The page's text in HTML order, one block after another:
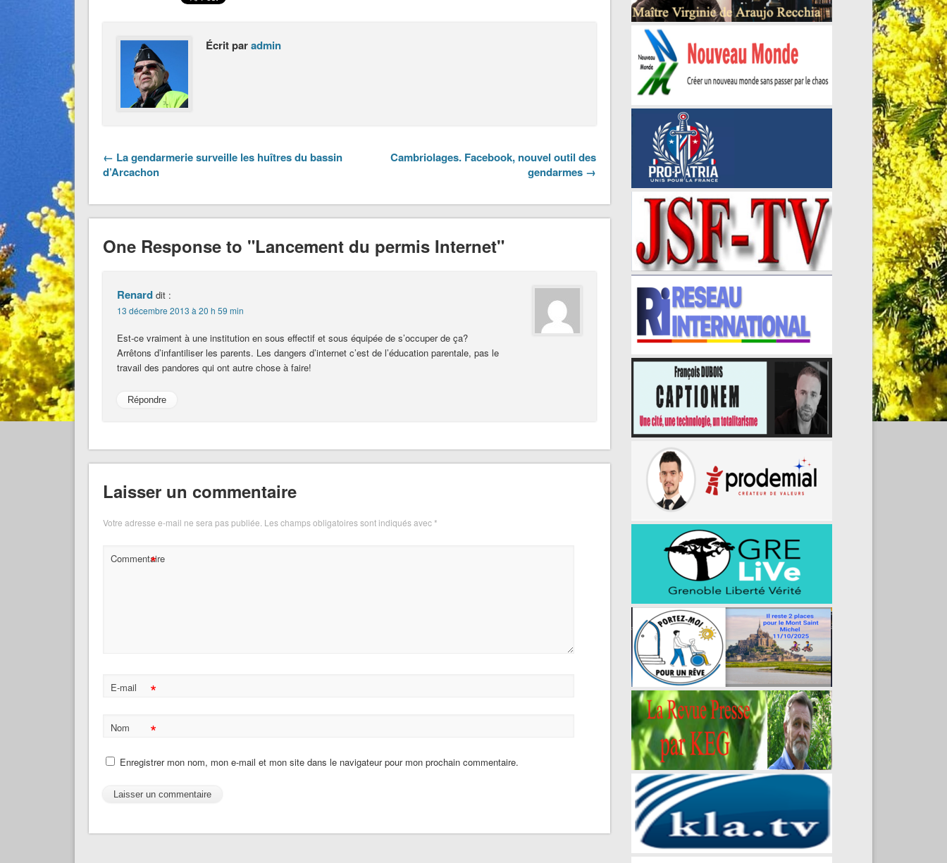
Écrit paradmin
← La gendarmerie surveille les huîtres du bassin
d’Arcachon
Cambriolages. Facebook, nouvel outil des
gendarmes →
One Response to "Lancement du permis Internet"
Renard dit :
13 décembre 2013 à 20 h 59 min
Est-ce vraiment à une institution en sous effectif et sous équipée de s’occuper de ça?
Arrêtons d’infantiliser les parents. Les dangers d’internet c’est de l’éducation parentale, pas le
travail des pandores qui ont autre chose à faire!
Répondre
Laisser un commentaire
Votre adresse e-mail ne sera pas publiée. Les champs obligatoires sont indiqués avec*
Commentaire
*
E-mail *
Nom *
Enregistrer mon nom, mon e-mail et mon site dans le navigateur pour mon prochain commentaire.